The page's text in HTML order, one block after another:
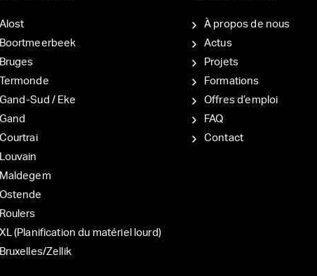
Alost
Boortmeerbeek
Bruges
Termonde
Gand-Sud / Eke
Gand
Courtrai
Louvain
Maldegem
Ostende
Roulers
XL (Planification du matériel lourd)
Bruxelles/Zellik
À propos de nous
Actus
Projets
Formations
Offres d’emploi
FAQ
Contact